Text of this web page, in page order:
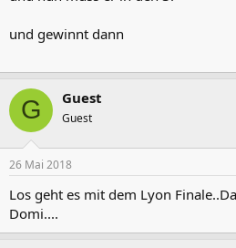
und gewinnt dann
G Guest
Guest
26 Mai 2018
Los geht es mit dem Lyon
Domi....